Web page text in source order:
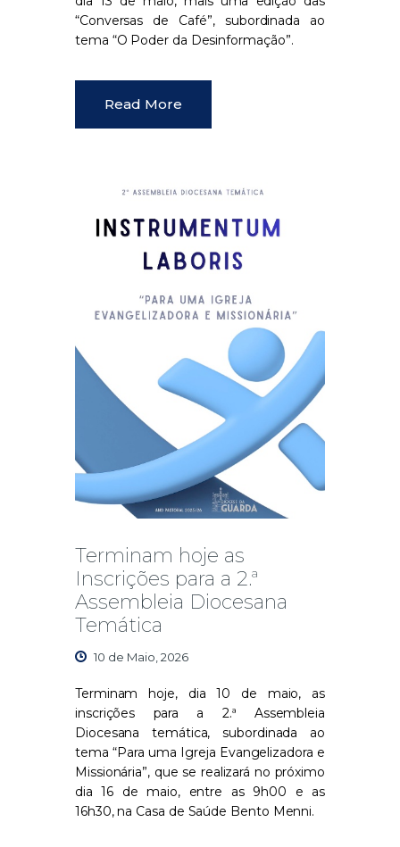
“Conversas de Café”, subordinada ao
tema “O Poder da Desinformação”.
Read More
Terminam hoje as
Inscrições para a 2.ª
Assembleia Diocesana
Temática
10 de Maio, 2026
Terminam hoje, dia 10 de maio, as
inscrições para a 2.ª Assembleia
Diocesana temática, subordinada ao
tema “Para uma Igreja Evangelizadora e
Missionária”, que se realizará no próximo
dia 16 de maio, entre as 9h00 e as
16h30, na Casa de Saúde Bento Menni.